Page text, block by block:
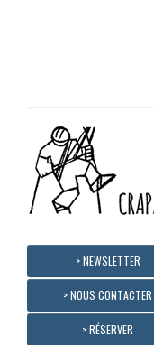
> NEWSLETTER
> NOUS CONTACTER
> RÉSERVER